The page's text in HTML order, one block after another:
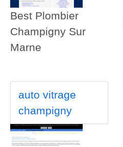
Best Plombier
Champigny Sur
Marne
auto vitrage
champigny